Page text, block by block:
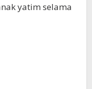
yatim selama